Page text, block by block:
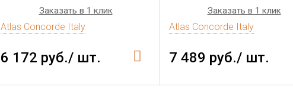
Заказать в 1 клик
Atlas Concorde Italy
6 172 руб./ шт.
Заказать в 1 клик
Atlas Concorde Italy
7 489 руб./ шт.